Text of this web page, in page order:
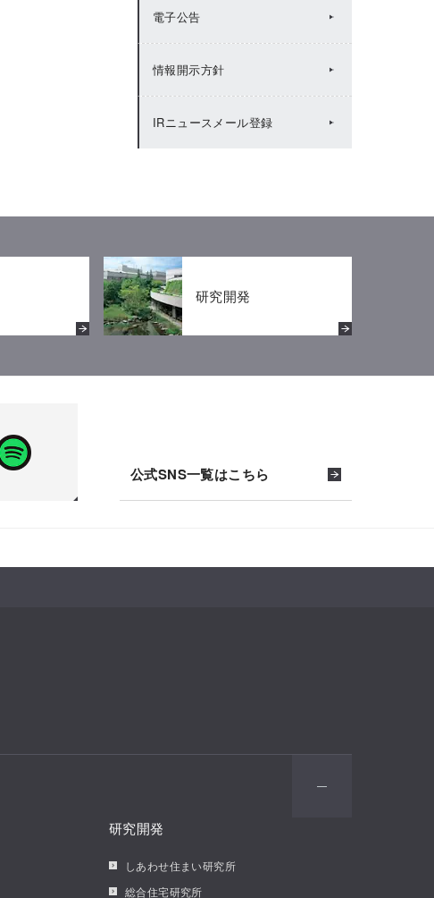
統合報告書（Value Report）
BUSINESS REPORT(年次報
IRカレンダー（2022年度）
IRカレンダー（2021年度）
IRカレンダー（2020年度）
株主総会
株主メモ
株主還元
電子公告
情報開示方針
IRニュースメール登録
研究開発
公式SNS一覧はこちら
研究開発
しあわせ住まい研究所
総合住宅研究所